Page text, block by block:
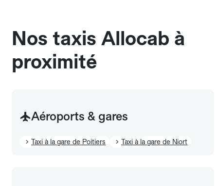
Nos taxis Allocab à
proximité
Aéroports & gares
Taxi à la gare de Poitiers Taxi à la gare de Niort